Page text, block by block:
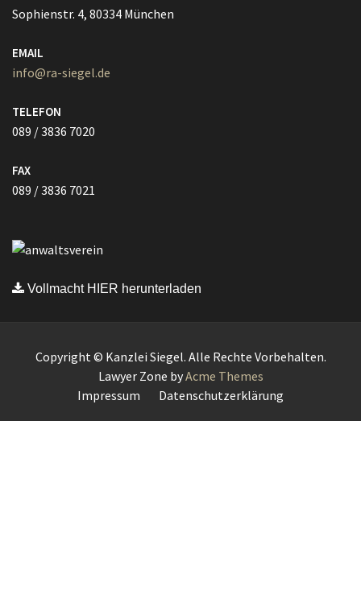
Sophienstr. 4, 80334 München
EMAIL
info@ra-siegel.de
TELEFON
089 / 3836 7020
FAX
089 / 3836 7021
Vollmacht HIER herunterladen
Copyright © Kanzlei Siegel. Alle Rechte Vorbehalten.
Lawyer Zone byAcme Themes
Impressum
Datenschutzerklärung